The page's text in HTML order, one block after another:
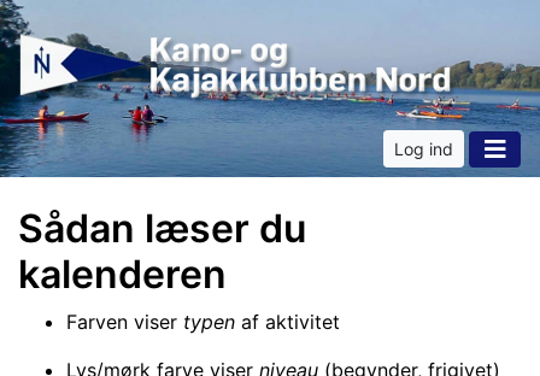
Log ind
Sådan læser du
kalenderen
Farven viser typen af aktivitet
Lys/mørk farve viser niveau (begynder, frigivet)